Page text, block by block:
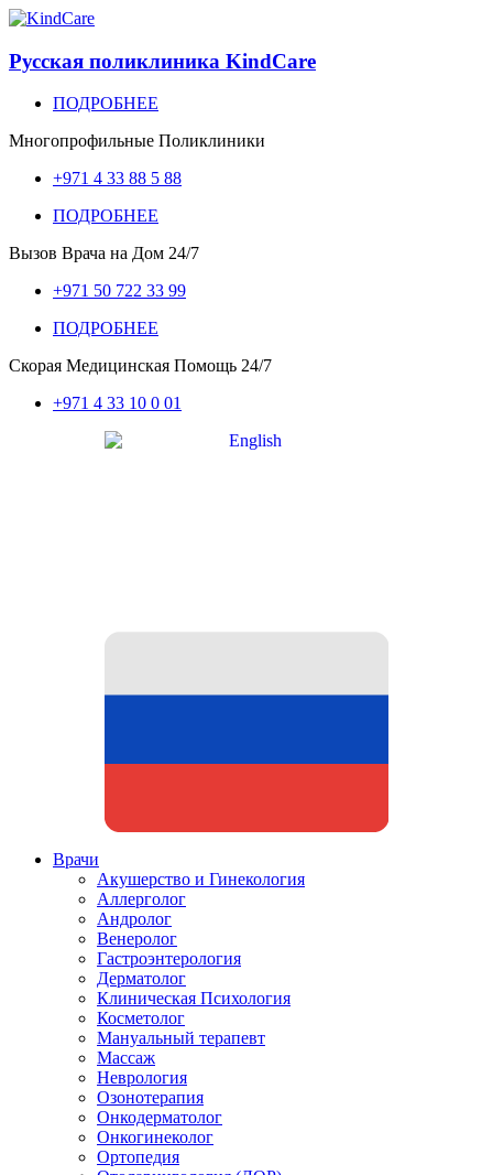
Русская поликлиника KindCare
ПОДРОБНЕЕ
Многопрофильные Поликлиники
+971 4 33 88 5 88
ПОДРОБНЕЕ
Вызов Врача на Дом 24/7
+971 50 722 33 99
ПОДРОБНЕЕ
Скорая Медицинская Помощь 24/7
+971 4 33 10 0 01
Врачи
Акушерство и Гинекология
Аллерголог
Андролог
Венеролог
Гастроэнтерология
Дерматолог
Клиническая Психология
Косметолог
Мануальный терапевт
Массаж
Неврология
Озонотерапия
Онкодерматолог
Онкогинеколог
Ортопедия